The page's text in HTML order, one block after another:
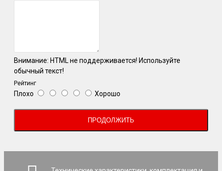
Внимание: HTML не поддерживается! Используйте
обычный текст!
Рейтинг
Плохо Хорошо
ПРОДОЛЖИТЬ